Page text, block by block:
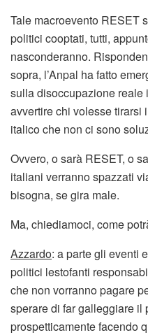
Tale macroevento RESET
politici cooptati, tutti,
nasconderanno.
sopra, l’Anpal ha fatto
sulla disoccupazione reale
avvertire chi volesse
italico che non ci sono
Ovvero, o sarà RESET, o
italiani verranno spazzati
bisogna, se gira male.
Ma, chiediamoci, come
Azzardo: a parte gli eventi
politici lestofanti
che non vorranno pagare
sperare di far galleggiare il
prospetticamente facendo